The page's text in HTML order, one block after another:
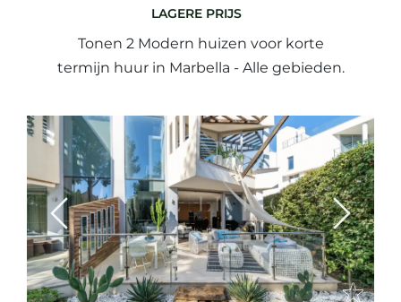
LAGERE PRIJS
Tonen 2 Modern huizen voor korte
termijn huur in Marbella - Alle gebieden.
Previous Next